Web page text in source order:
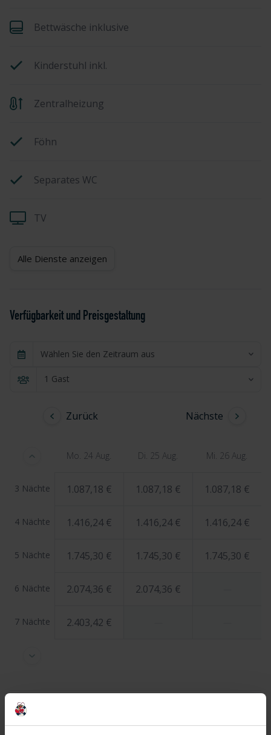
Bettwäsche inklusive
Kinderstuhl inkl.
Zentralheizung
Föhn
Separates WC
TV
Alle Dienste anzeigen
Verfügbarkeit und Preisgestaltung
Wählen Sie den Zeitraum aus
1 Gast
Zurück Nächste
Mo. 24 Aug. Di. 25 Aug. Mi. 26 Aug.
3 Nächte 1.087,18 € 1.087,18 € 1.087,18 €
4 Nächte 1.416,24 € 1.416,24 € 1.416,24 €
5 Nächte 1.745,30 € 1.745,30 € 1.745,30 €
6 Nächte 2.074,36 € 2.074,36 €
7 Nächte 2.403,42 €
Bewertungen